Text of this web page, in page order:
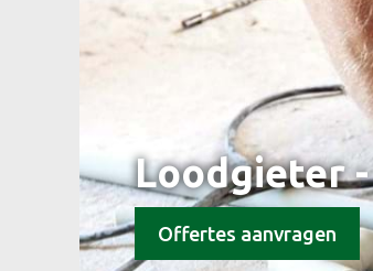
Loodgieter
Offertes aanvragen